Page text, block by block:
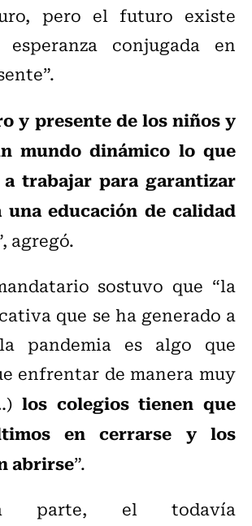
pero el futuro existe
conjugada en
y presente de los niños y
mundo dinámico lo que
trabajar para garantizar
una educación de calidad
agregó.
sostuvo que “la
que se ha generado a
pandemia es algo que
enfrentar de manera muy
los colegios tienen que
en cerrarse y los
abrirse”.
parte, el todavía